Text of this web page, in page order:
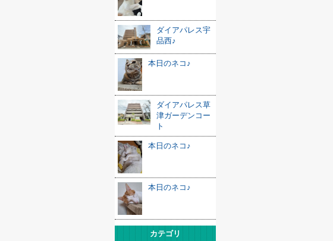
ダイアパレス宇
品西♪
本日のネコ♪
ダイアパレス草
津ガーデンコー
ト
本日のネコ♪
本日のネコ♪
カテゴリ